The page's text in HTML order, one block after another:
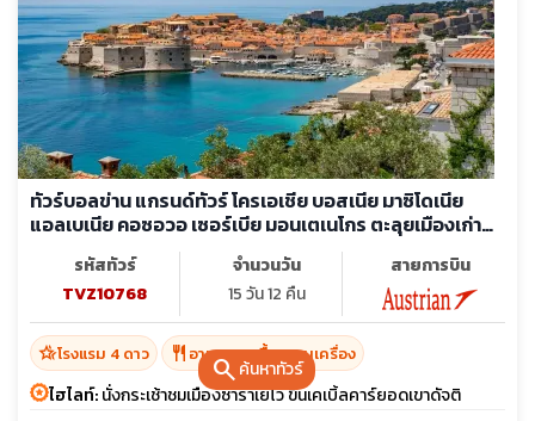
searchค้นหาทัวร์
ทัวร์บอลข่าน แกรนด์ทัวร์ โครเอเชีย บอสเนีย มาซิโดเนีย
แอลเบเนีย คอซอวอ เซอร์เบีย มอนเตเนโกร ตะลุยเมืองเก่า
สัมผัสประวัติศาสตร์
รหัสทัวร์
TVZ10768
จำนวนวัน
15 วัน 12 คืน
สายการบิน
hotel_classโรงแรม 4 ดาว restaurant อาหาร 37 มื้อ + บนเครื่อง
ไฮไลท์:นั่งกระเช้าชมเมืองซาราเยโว ขึ้นเคเบิ้ลคาร์ยอดเขาดัจติ